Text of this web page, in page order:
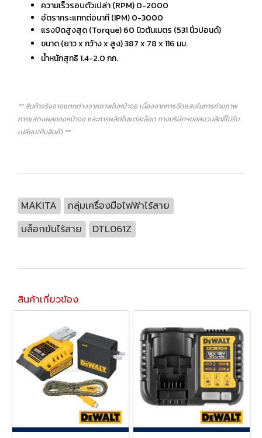
ความเร็วรอบตัวเปล่า (RPM) 0-2000
อัตรากระแทกต่อนาที (IPM) 0-3000
แรงบิดสูงสุด (Torque) 60 นิวตันเมตร (531 นิ้วปอนด์)
ขนาด (ยาว x กว้าง x สูง) 387 x 78 x 116 มม.
น้ำหนักสุทธิ 1.4-2.0 กก.
** สินค้าจริงอาจแตกต่างจากภาพในหน้าจอ เนื่องจากการจัดแสงในการถ่ายภาพ
การแสดงผลของหน้าจอ และการผลิตในแต่ละล็อต ทางบริษัทฯขอสงวนสิทธิ์ไม่รับ
เปลี่ยน/คืนสินค้า **
MAKITA
กลุ่มเครื่องมือไฟฟ้าไร้สาย
บล็อกขันไร้สาย
DTL061Z
สินค้าเกี่ยวข้อง